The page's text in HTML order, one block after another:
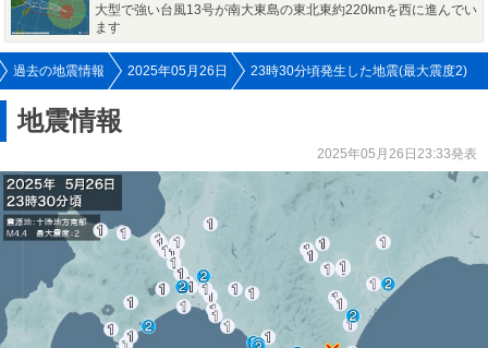
大型で強い台風13号が南大東島の東北東約220kmを西に進んでい
ます
過去の地震情報 2025年05月26日 23時30分頃発生した地震(最大震度2)
地震情報
2025年05月26日23:33発表